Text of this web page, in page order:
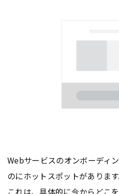
Webサービスのオンボーディ
のにホットスポットがあります
これは、具体的に今からどこ